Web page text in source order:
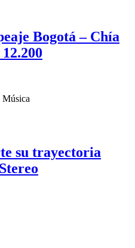
Bogotá – Chía
Música
su trayectoria